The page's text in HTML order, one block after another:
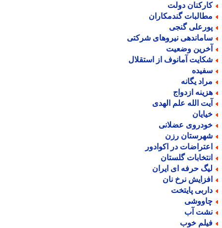
دولت
گندمکاران
گنجی
نیروهای شرکتی
وضعیت
آمانوف از استقلال
یگانه
ازدواج
الله علم الهدی
عضلانی
رزن
در اکوادور
گلستان
حرفه ای ایران
نرخ نان
پایتخت
آب
خوب